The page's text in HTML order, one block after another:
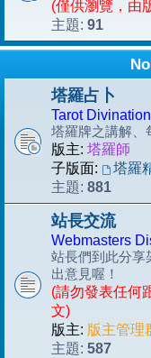
(僅供瀏覽，由
主題: 91
塔羅占卜
Tarot Divination
塔羅牌之講解、
版主: 塔羅師
子版面:
塔羅
主題: 881
站長交流
Webmasters
站長們到此分享
出意見喔！
(請勿發表任何
文)
版主: 版主管理
主題: 587